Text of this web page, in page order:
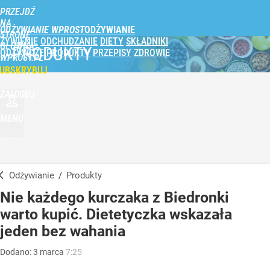
PRZEJDŹ
NA
STRONĘ
GŁÓWNĄ
WPROST.PL
ODŻYWIANIE WPROST
ŻYWIENIE ODCHUDZANIE DIETY SKŁADNIKI
ODŻYWCZE PRODUKTY PRZEPISY ZDROWIE
PRODUKTY
Odżywianie / Produkty
Nie każdego kurczaka z Biedronki
warto kupić. Dietetyczka wskazała
jeden bez wahania
Dodano:3 marca 7:25